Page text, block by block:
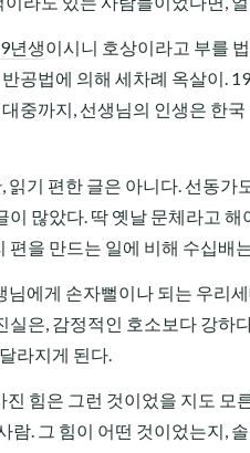
년생이시니 호상이라고 부를
공법에 의해 세차례 옥살이.
중까지, 선생님의 인생은 한
읽기 편한 글은 아니다. 선동
이 많았다. 딱 옛날 문체라고
편을 만드는 일에 비해 수십배
님에게 손자뻘이나 되는 우리
은, 감정적인 호소보다 강하
라지게 된다.
힘은 그런 것이었을 지도 모
람. 그 힘이 어떤 것이었는지,